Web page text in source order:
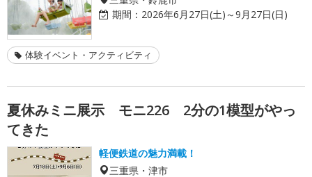
期間： 2026年6月27日(土)～9月27日(日)
体験イベント・アクティビティ
夏休みミニ展示 モニ226 2分の1模型がやっ
てきた
軽便鉄道の魅力満載！
三重県・津市